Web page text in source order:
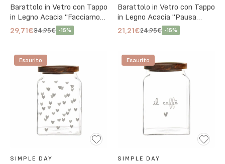
Barattolo in Vetro con Tappo
in Legno Acacia "Facciamo
Colazione Insieme"
29,71€34,95€ -15%
Barattolo in Vetro con Tappo
in Legno Acacia "Pausa
Caffè"
21,21€24,95€ -15%
Esaurito
SIMPLE DAY
Esaurito
SIMPLE DAY